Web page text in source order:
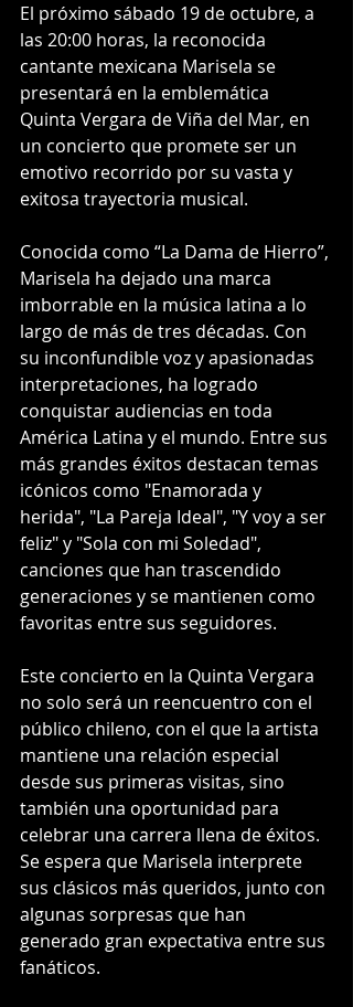
El próximo sábado 19 de octubre, a
las 20:00 horas, la reconocida
cantante mexicana Marisela se
presentará en la emblemática
Quinta Vergara de Viña del Mar, en
un concierto que promete ser un
emotivo recorrido por su vasta y
exitosa trayectoria musical.
Conocida como “La Dama de Hierro”,
Marisela ha dejado una marca
imborrable en la música latina a lo
largo de más de tres décadas. Con
su inconfundible voz y apasionadas
interpretaciones, ha logrado
conquistar audiencias en toda
América Latina y el mundo. Entre sus
más grandes éxitos destacan temas
icónicos como "Enamorada y
herida", "La Pareja Ideal", "Y voy a ser
feliz" y "Sola con mi Soledad",
canciones que han trascendido
generaciones y se mantienen como
favoritas entre sus seguidores.
Este concierto en la Quinta Vergara
no solo será un reencuentro con el
público chileno, con el que la artista
mantiene una relación especial
desde sus primeras visitas, sino
también una oportunidad para
celebrar una carrera llena de éxitos.
Se espera que Marisela interprete
sus clásicos más queridos, junto con
algunas sorpresas que han
generado gran expectativa entre sus
fanáticos.